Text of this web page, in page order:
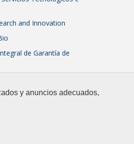
y anuncios adecuados,
and Innovation
de Garantía de